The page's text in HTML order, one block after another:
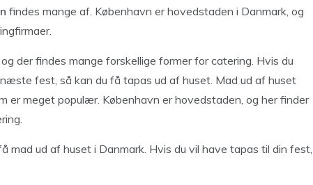
findes mange af. København er hovedstaden i Danmark, og
der findes mange forskellige former for catering. Hvis du
fest, så kan du få tapas ud af huset. Mad ud af huset
er meget populær. København er hovedstaden, og her finder
mad ud af huset i Danmark. Hvis du vil have tapas til din fest,